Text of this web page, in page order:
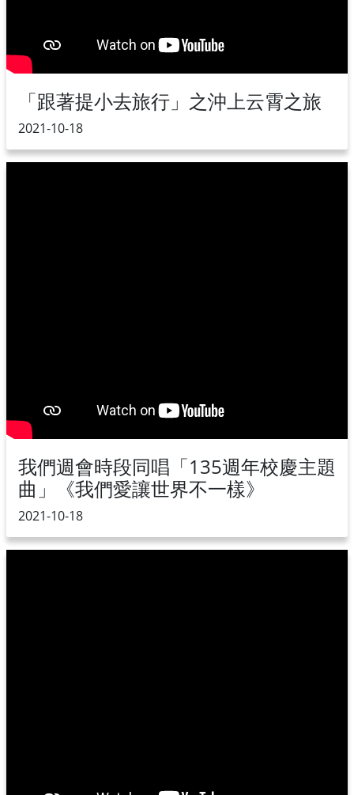
「跟著提小去旅行」之沖上云霄之旅
2021-10-18
我們週會時段同唱「135週年校慶主題
曲」《我們愛讓世界不一樣》
2021-10-18